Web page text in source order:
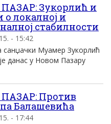
Зукорлић и
о локалноj и
стабилности
- 15:42
санџачки Mуамер Зукорлић
данас у Новом Пазару
Против
Балашевића
- 17:44